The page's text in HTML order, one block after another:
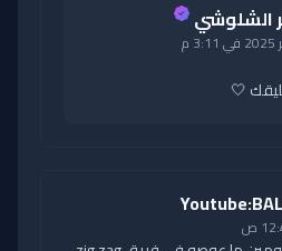
الشلوشي
🤍